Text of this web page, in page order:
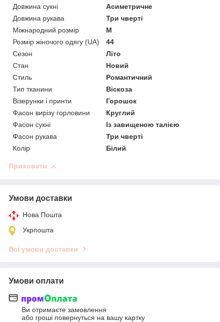
Довжина сукні
Асиметричне
Довжина рукава
Три чверті
Міжнародний розмір
M
Розмір жіночого одягу (UA)
44
Сезон
Літо
Стан
Новий
Стиль
Романтичний
Тип тканини
Віскоза
Візерунки і принти
Горошок
Фасон вирізу горловини
Круглий
Фасон сукні
Із завищеною талією
Фасон рукава
Три чверті
Колір
Білий
Приховати
Умови доставки
Нова Пошта
Укрпошта
Всі умови доставки
Умови оплати
Ви отримаєте замовлення
або гроші повернуться на вашу картку